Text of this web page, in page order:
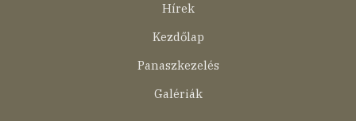
Hírek
Kezdőlap
Panaszkezelés
Galériák